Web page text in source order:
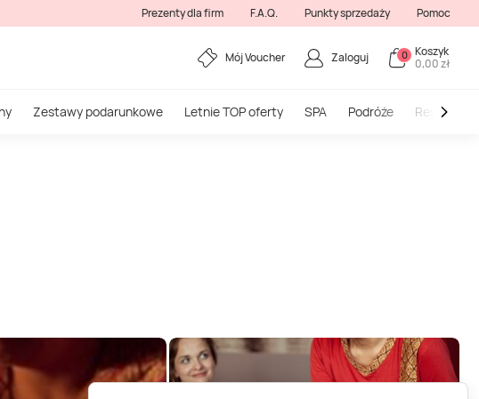
Prezenty dla firm F.A.Q. Punkty sprzedaży Pomoc
Mój Voucher Zaloguj 0 Koszyk
0,00 zł
Zestawy podarunkowe Letnie TOP oferty SPA Podróże